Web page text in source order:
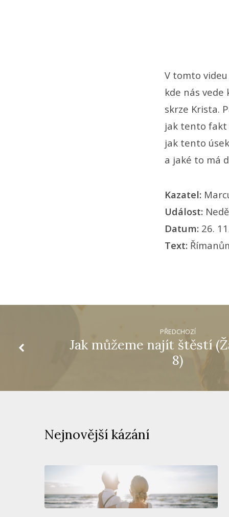
V tomto
kde nás
skrze Krista.
jak tento fakt
jak tento
a jaké to má
Kazatel:
Událost:
Datum: 26.
Text:
PŘEDCHOZÍ
Jak můžeme najít štěstí
8)
Nejnovější kázání